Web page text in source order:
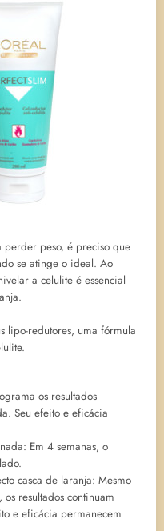
perder peso, é preciso que
se atinge o ideal. Ao
a celulite é essencial
lipo-redutores, uma fórmula
os resultados
Seu efeito e eficácia
Em 4 semanas, o
casca de laranja: Mesmo
resultados continuam
e eficácia permanecem